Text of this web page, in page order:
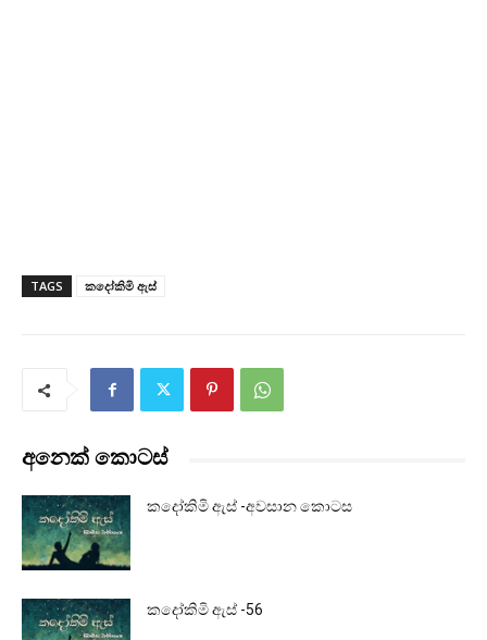
TAGS කදෝකිමි ඇස්
අනෙක් කොටස්
කදෝකිමි ඇස් -අවසාන කොටස
කදෝකිමි ඇස් -56